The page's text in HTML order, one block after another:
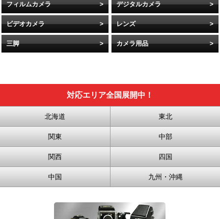
フィルムカメラ デジタルカメラ
ビデオカメラ レンズ
三脚 カメラ用品
対応エリア全国展開中！
北海道 東北
関東 中部
関西 四国
中国 九州・沖縄